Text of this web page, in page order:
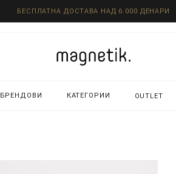
БЕСПЛАТНА ДОСТАВА НАД 6.000 ДЕНАРИ
БРЕНДОВИ КАТЕГОРИИ OUTLET